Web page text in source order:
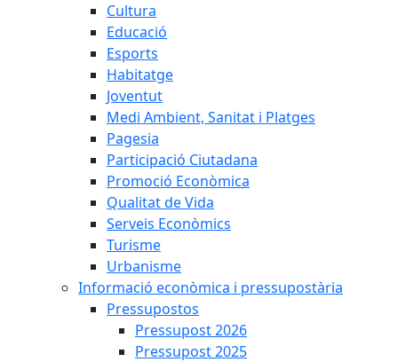
Cultura
Educació
Esports
Habitatge
Joventut
Medi Ambient, Sanitat i Platges
Pagesia
Participació Ciutadana
Promoció Econòmica
Qualitat de Vida
Serveis Econòmics
Turisme
Urbanisme
Informació econòmica i pressupostària
Pressupostos
Pressupost 2026
Pressupost 2025